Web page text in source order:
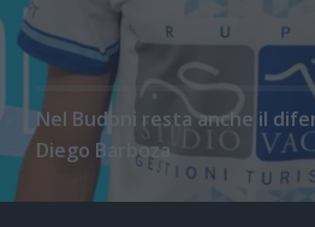
Nel Budoni resta anche il
Diego Barboza